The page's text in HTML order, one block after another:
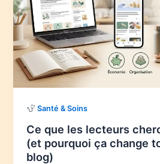
Santé & Soins
Ce que les lecteurs
(et pourquoi ça change
blog)